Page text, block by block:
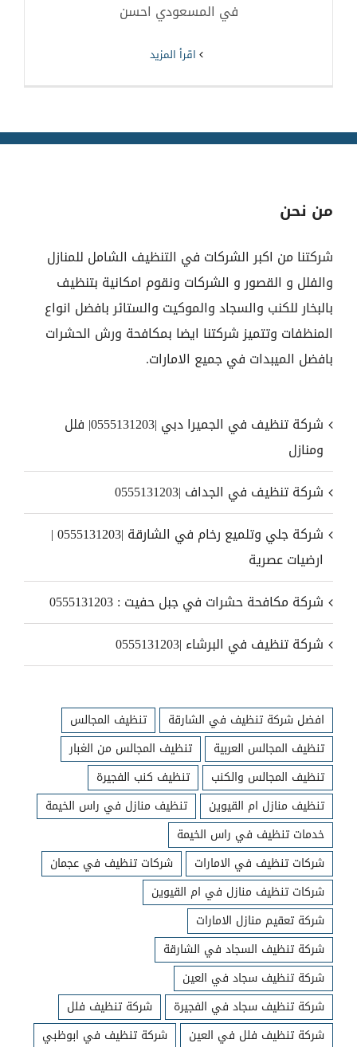
في المسعودي احسن
من نحن
شركتنا من اكبر الشركات في التنظيف الشامل للمنازل
والفلل و القصور و الشركات ونقوم امكانية بتنظيف
بالبخار للكنب والسجاد والموكيت والستائر بافضل انواع
المنظفات وتتميز شركتنا ايضا بمكافحة ورش الحشرات
بافضل الميبدات في جميع الامارات.
شركة تنظيف في الجميرا دبي |0555131203| فلل
ومنازل
شركة تنظيف في الجداف |0555131203
شركة جلي وتلميع رخام في الشارقة |0555131203 |
ارضيات عصرية
شركة مكافحة حشرات في جبل حفيت : 0555131203
شركة تنظيف في البرشاء |0555131203
افضل شركة تنظيف في الشارقة
تنظيف المجالس
تنظيف المجالس العربية
تنظيف المجالس من الغبار
تنظيف المجالس والكنب
تنظيف كنب الفجيرة
تنظيف منازل ام القيوين
تنظيف منازل في راس الخيمة
خدمات تنظيف في راس الخيمة
شركات تنظيف في الامارات
شركات تنظيف في عجمان
شركات تنظيف منازل في ام القيوين
شركة تعقيم منازل الامارات
شركة تنظيف السجاد في الشارقة
شركة تنظيف سجاد في العين
شركة تنظيف سجاد في الفجيرة
شركة تنظيف فلل
شركة تنظيف فلل في العين
شركة تنظيف في ابوظبي